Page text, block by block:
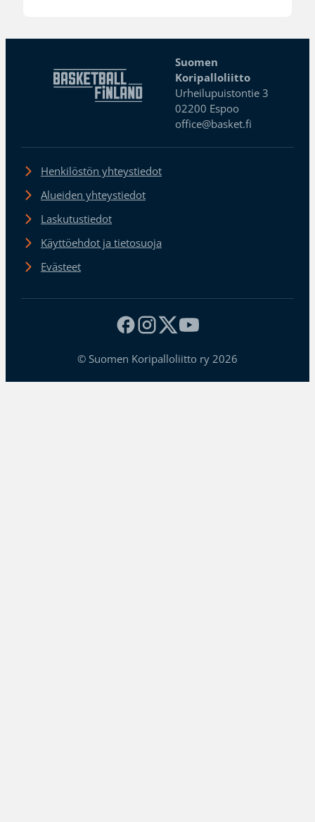
Suomen
Koripalloliitto
Urheilupuistontie 3
02200 Espoo
office@basket.fi
Henkilöstön yhteystiedot
Alueiden yhteystiedot
Laskutustiedot
Käyttöehdot ja tietosuoja
Evästeet
© Suomen Koripalloliitto ry 2026